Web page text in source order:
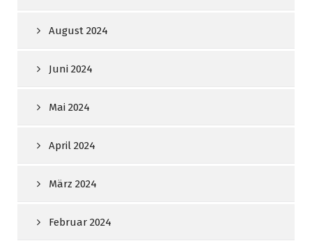
August 2024
Juni 2024
Mai 2024
April 2024
März 2024
Februar 2024